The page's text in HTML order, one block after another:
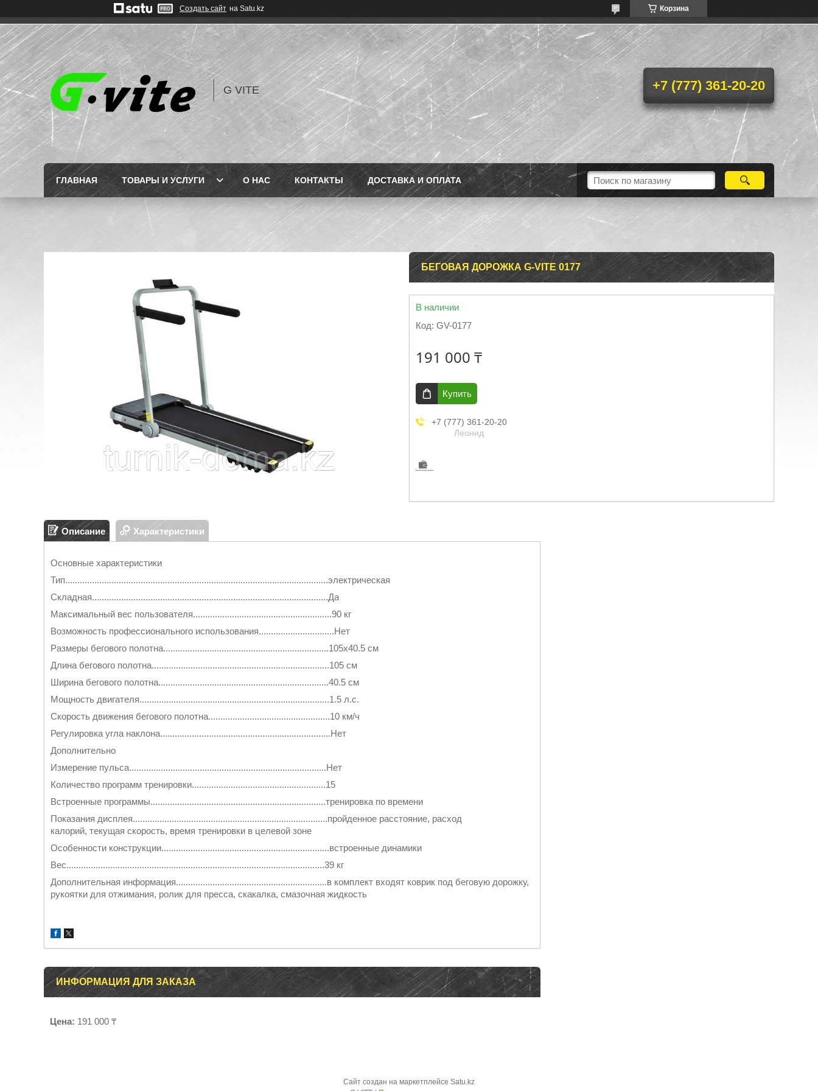
Создать сайт на Satu.kz Корзина
G VITE +7 (777) 361-20-20
ГЛАВНАЯ ТОВАРЫ И УСЛУГИ О НАС КОНТАКТЫ ДОСТАВКА И ОПЛАТА
БЕГОВАЯ ДОРОЖКА G-VITE 0177
В наличии
Код: GV-0177
191 000 ₸
Купить
+7 (777) 361-20-20
Леонид
Описание Характеристики
Основные характеристики
Тип............................................................................................................электрическая
Складная.................................................................................................Да
Максимальный вес пользователя.........................................................90 кг
Возможность профессионального использования...............................Нет
Размеры бегового полотна....................................................................105х40.5 см
Длина бегового полотна.........................................................................105 см
Ширина бегового полотна......................................................................40.5 см
Мощность двигателя..............................................................................1.5 л.с.
Скорость движения бегового полотна..................................................10 км/ч
Регулировка угла наклона......................................................................Нет
Дополнительно
Измерение пульса.................................................................................Нет
Количество программ тренировки.......................................................15
Встроенные программы........................................................................тренировка по времени
Показания дисплея................................................................................пройденное расстояние, расход
калорий, текущая скорость, время тренировки в целевой зоне
Особенности конструкции.....................................................................встроенные динамики
Вес..........................................................................................................39 кг
Дополнительная информация..............................................................в комплект входят коврик под беговую дорожку,
рукоятки для отжимания, ролик для пресса, скакалка, смазочная жидкость
ИНФОРМАЦИЯ ДЛЯ ЗАКАЗА
Цена: 191 000 ₸
Сайт создан на маркетплейсе Satu.kz